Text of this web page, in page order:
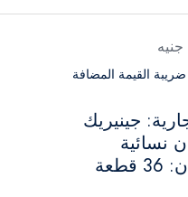
جنيه
القيمة المضافة
جينيريك
نسائية